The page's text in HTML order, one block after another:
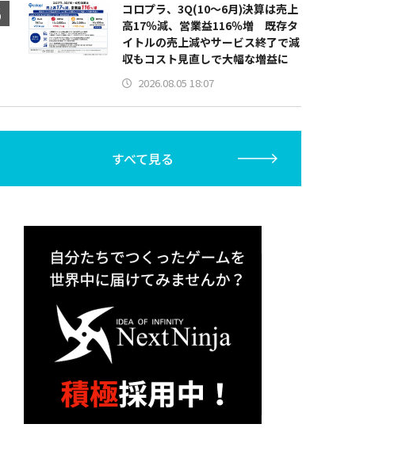
コロプラ、3Q(10～6月)決算は売上
高17％減、営業益116％増 既存タ
イトルの売上減やサービス終了で減
収もコスト見直しで大幅な増益に
2026.08.05 18:07
すべて見る